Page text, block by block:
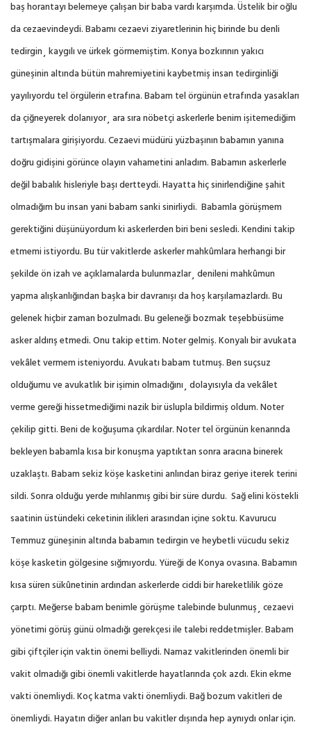
baş horantayı belemeye çalışan bir baba vardı karşımda. Üstelik bir oğlu
da cezaevindeydi. Babamı cezaevi ziyaretlerinin hiç birinde bu denli
tedirgin¸ kaygılı ve ürkek görmemiştim. Konya bozkırının yakıcı
güneşinin altında bütün mahremiyetini kaybetmiş insan tedirginliği
yayılıyordu tel örgülerin etrafına. Babam tel örgünün etrafında yasakları
da çiğneyerek dolanıyor¸ ara sıra nöbetçi askerlerle benim işitemediğim
tartışmalara girişiyordu. Cezaevi müdürü yüzbaşının babamın yanına
doğru gidişini görünce olayın vahametini anladım. Babamın askerlerle
değil babalık hisleriyle başı dertteydi. Hayatta hiç sinirlendiğine şahit
olmadığım bu insan yani babam sanki sinirliydi. Babamla görüşmem
gerektiğini düşünüyordum ki askerlerden biri beni sesledi. Kendini takip
etmemi istiyordu. Bu tür vakitlerde askerler mahkûmlara herhangi bir
şekilde ön izah ve açıklamalarda bulunmazlar¸ denileni mahkûmun
yapma alışkanlığından başka bir davranışı da hoş karşılamazlardı. Bu
gelenek hiçbir zaman bozulmadı. Bu geleneği bozmak teşebbüsüme
asker aldırış etmedi. Onu takip ettim. Noter gelmiş. Konyalı bir avukata
vekâlet vermem isteniyordu. Avukatı babam tutmuş. Ben suçsuz
olduğumu ve avukatlık bir işimin olmadığını¸ dolayısıyla da vekâlet
verme gereği hissetmediğimi nazik bir üslupla bildirmiş oldum. Noter
çekilip gitti. Beni de koğuşuma çıkardılar. Noter tel örgünün kenarında
bekleyen babamla kısa bir konuşma yaptıktan sonra aracına binerek
uzaklaştı. Babam sekiz köşe kasketini anlından biraz geriye iterek terini
sildi. Sonra olduğu yerde mıhlanmış gibi bir süre durdu. Sağ elini köstekli
saatinin üstündeki ceketinin ilikleri arasından içine soktu. Kavurucu
Temmuz güneşinin altında babamın tedirgin ve heybetli vücudu sekiz
köşe kasketin gölgesine sığmıyordu. Yüreği de Konya ovasına. Babamın
kısa süren sükûnetinin ardından askerlerde ciddi bir hareketlilik göze
çarptı. Meğerse babam benimle görüşme talebinde bulunmuş¸ cezaevi
yönetimi görüş günü olmadığı gerekçesi ile talebi reddetmişler. Babam
gibi çiftçiler için vaktin önemi belliydi. Namaz vakitlerinden önemli bir
vakit olmadığı gibi önemli vakitlerde hayatlarında çok azdı. Ekin ekme
vakti önemliydi. Koç katma vakti önemliydi. Bağ bozum vakitleri de
önemliydi. Hayatın diğer anları bu vakitler dışında hep aynıydı onlar için.